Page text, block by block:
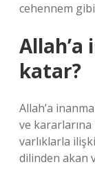
cehennem
Allah’a
katar?
Allah’a
ve kararlarına
varlıklarla
dilinden akan